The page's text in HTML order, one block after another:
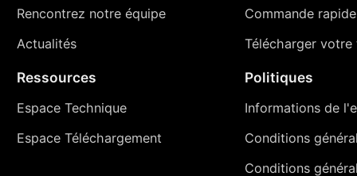
Rencontrez notre équipe
Actualités
Commande rapide
Télécharger votre
Ressources
Espace Technique
Espace Téléchargement
Politiques
Informations de
Conditions
Conditions